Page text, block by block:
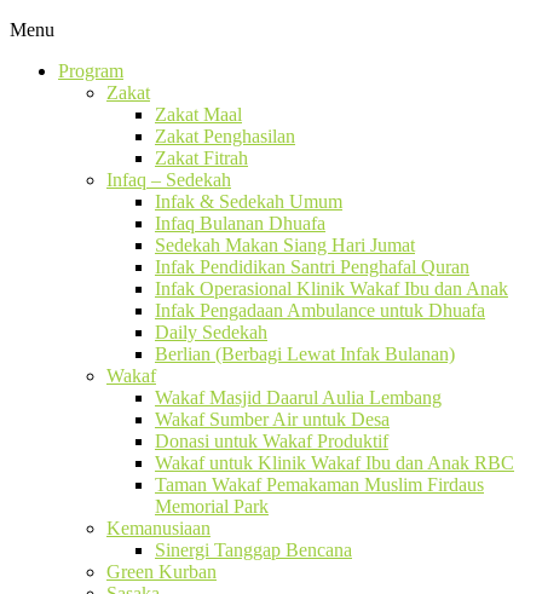
Menu
Program
Zakat
Zakat Maal
Zakat Penghasilan
Zakat Fitrah
Infaq – Sedekah
Infak & Sedekah Umum
Infaq Bulanan Dhuafa
Sedekah Makan Siang Hari Jumat
Infak Pendidikan Santri Penghafal Quran
Infak Operasional Klinik Wakaf Ibu dan Anak
Infak Pengadaan Ambulance untuk Dhuafa
Daily Sedekah
Berlian (Berbagi Lewat Infak Bulanan)
Wakaf
Wakaf Masjid Daarul Aulia Lembang
Wakaf Sumber Air untuk Desa
Donasi untuk Wakaf Produktif
Wakaf untuk Klinik Wakaf Ibu dan Anak RBC
Taman Wakaf Pemakaman Muslim Firdaus
Memorial Park
Kemanusiaan
Sinergi Tanggap Bencana
Green Kurban